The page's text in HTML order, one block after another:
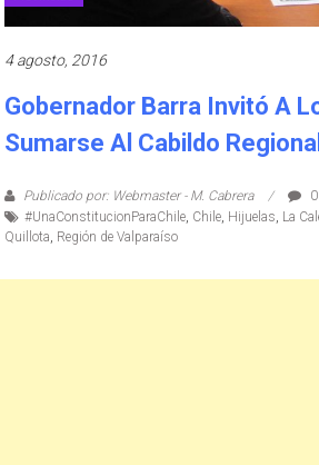
4 agosto, 2016
Gobernador Barra Invitó A
Sumarse Al Cabildo Regional
Publicado por: Webmaster - M. Cabrera
#UnaConstitucionParaChile Chile Hijuelas La
Quillota Región de Valparaíso